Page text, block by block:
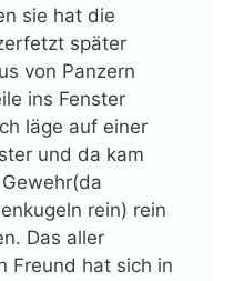
sie hat die
später
von Panzern
ins Fenster
läge auf einer
und da kam
rein) rein
Das aller
Freund hat sich in